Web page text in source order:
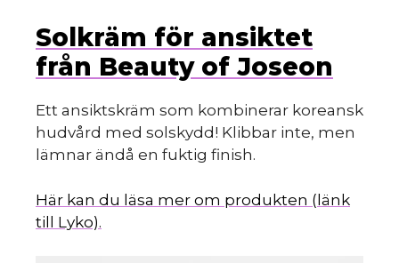
Solkräm för ansiktet
från Beauty of Joseon
Ett ansiktskräm som kombinerar koreansk
hudvård med solskydd! Klibbar inte, men
lämnar ändå en fuktig finish.
Här kan du läsa mer om produkten (länk
till Lyko).